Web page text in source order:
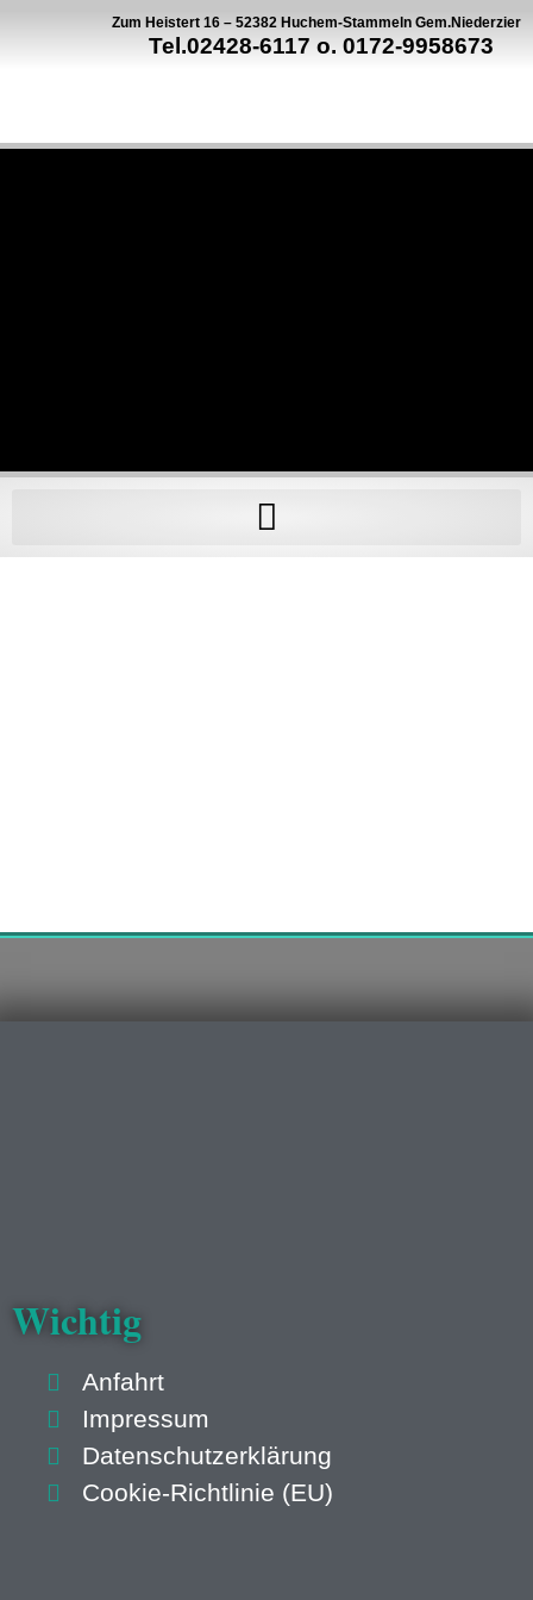
Zum Heistert 16 – 52382 Huchem-Stammeln Gem.Niederzier
Tel.02428-6117 o. 0172-9958673
Wichtig
Anfahrt
Impressum
Datenschutzerklärung
Cookie-Richtlinie (EU)